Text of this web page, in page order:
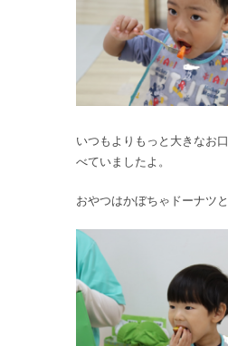
いつもよりもっと大きなお
べていましたよ。
おやつはかぼちゃドーナツと